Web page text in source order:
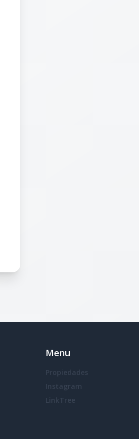
Menu
Propiedades
Instagram
LinkTree